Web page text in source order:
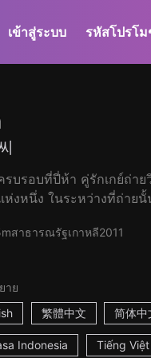
เข้าสู่ระบบ รหัสโปรโ
บรอบที่ปี่ห้า คู่รักเกย์ถ่าย
ห่งหนึ่ง ในระหว่างที่ถ่าย
สาธารณรัฐเกาหลี2011
าย
繁體中文 简体中
Indonesia Tiếng Việt